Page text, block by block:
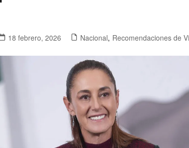
18 febrero, 2026 Nacional, Recomendaciones de